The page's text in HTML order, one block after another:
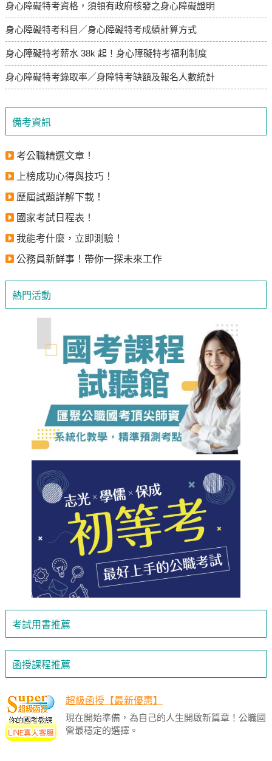
備考資訊
考公職精選文章！
上榜成功心得與技巧！
歷屆試題詳解下載！
國家考試日程表！
我能考什麼，立即測驗！
公務員新鮮事！帶你一探未來工作
熱門活動
考試用書推薦
函授課程推薦
超級函授【最新優惠】
現在開始準備，為自己的人生開啟新篇章！公職國
營最穩定的選擇。
身心障礙特考資格，須領有政府核發之身心障礙證明
身心障礙特考科目／身心障礙特考成績計算方式
身心障礙特考薪水 38k 起！身心障礙特考福利制度
身心障礙特考錄取率／身障特考缺額及報名人數統計